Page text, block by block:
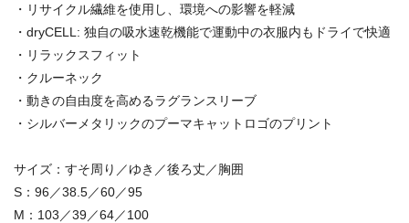
・リサイクル繊維を使用し、環境への影響を軽減
・dryCELL: 独自の吸水速乾機能で運動中の衣服内もドライで快適
・リラックスフィット
・クルーネック
・動きの自由度を高めるラグランスリーブ
・シルバーメタリックのプーマキャットロゴのプリント
サイズ：すそ周り／ゆき／後ろ丈／胸囲
S：96／38.5／60／95
M：103／39／64／100